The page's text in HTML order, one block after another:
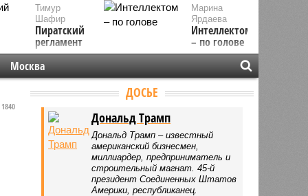
Марина
Ярдаева
Интеллектом
– по голове
Тимур
Шафир
Пиратский
регламент
Москва
1840
ДОСЬЕ
Дональд Трамп
Дональд Трамп – известный
американский бизнесмен,
миллиардер, предприниматель и
строительный магнат. 45-й
президент Соединенных Штатов
Америки, республиканец.